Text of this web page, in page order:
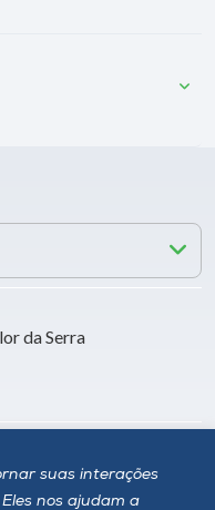
suas interações
nos ajudam a
da Serra